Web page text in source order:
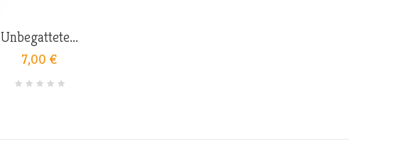
Unbegattete...
7,00 €